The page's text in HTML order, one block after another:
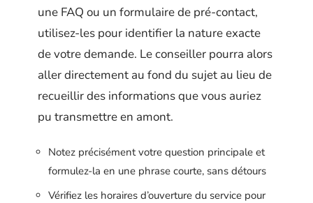
une FAQ ou un formulaire de pré-contact,
utilisez-les pour identifier la nature exacte
de votre demande. Le conseiller pourra alors
aller directement au fond du sujet au lieu de
recueillir des informations que vous auriez
pu transmettre en amont.
Notez précisément votre question principale et
formulez-la en une phrase courte, sans détours
Vérifiez les horaires d’ouverture du service pour